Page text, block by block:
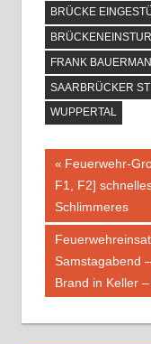
BRÜCKE
FRANK
SAARBRÜCKER
WUPPERTAL
Vorheriger
Beitrag:
Feuerwehr-
F1, F2]
Schlimmeres
Nächster
Beitrag:
Samstagabend
Brand in Keller